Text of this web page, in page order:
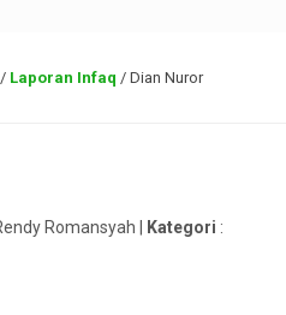
/ Laporan Infaq / Dian Nuror
Romansyah | Kategori :